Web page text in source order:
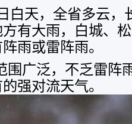
白天，全省多云，
有大雨，白城、
雨或雷阵雨。
围广泛，不乏雷阵
强对流天气。